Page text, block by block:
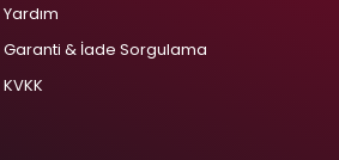
Yardım
Garanti & İade Sorgulama
KVKK